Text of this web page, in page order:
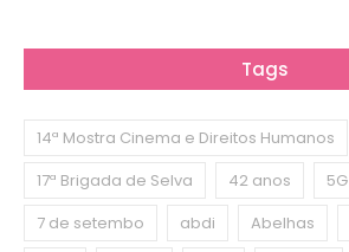
Tags
14ª Mostra Cinema e Direitos Humanos
17ª Brigada de Selva
42 anos
5G
7 de setembo
abdi Abelhas